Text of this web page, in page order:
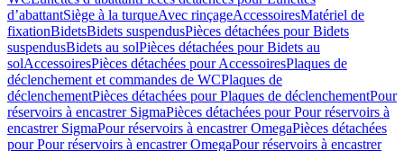
d’abattantSiège à la turqueAvec rinçageAccessoiresMatériel de
fixationBidetsBidets suspendusPièces détachées pour Bidets
suspendusBidets au solPièces détachées pour Bidets au
solAccessoiresPièces détachées pour AccessoiresPlaques de
déclenchement et commandes de WCPlaques de
déclenchementPièces détachées pour Plaques de déclenchementPour
réservoirs à encastrer SigmaPièces détachées pour Pour réservoirs à
encastrer SigmaPour réservoirs à encastrer OmegaPièces détachées
pour Pour réservoirs à encastrer OmegaPour réservoirs à encastrer